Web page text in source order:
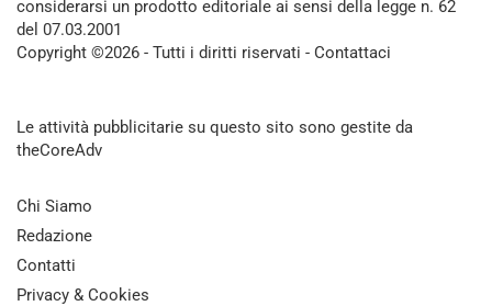
considerarsi un prodotto editoriale ai sensi della legge n. 62
del 07.03.2001
Copyright ©2026 - Tutti i diritti riservati - Contattaci
Le attività pubblicitarie su questo sito sono gestite da
theCoreAdv
Chi Siamo
Redazione
Contatti
Privacy & Cookies